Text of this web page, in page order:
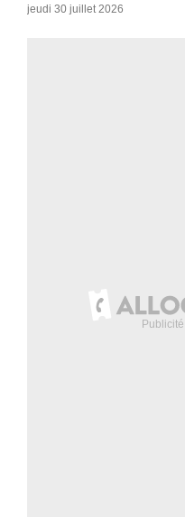
jeudi 30 juillet 2026